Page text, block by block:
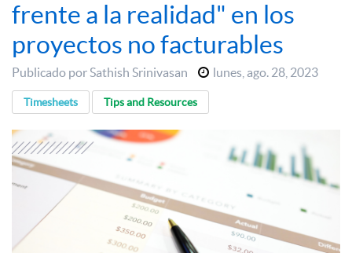
frente a la realidad" en los
proyectos no facturables
Publicado por Sathish Srinivasan lunes ago. 28, 2023
Timesheets Tips and Resources